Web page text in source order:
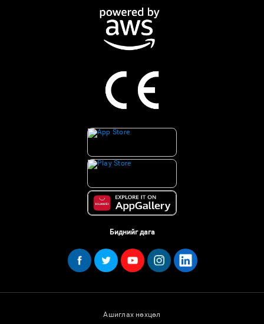
Биднийг дага
Ашиглах нөхцөл